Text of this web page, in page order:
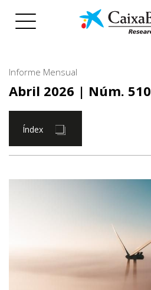
Informe Mensual
Abril 2026 | Núm. 510
Índex